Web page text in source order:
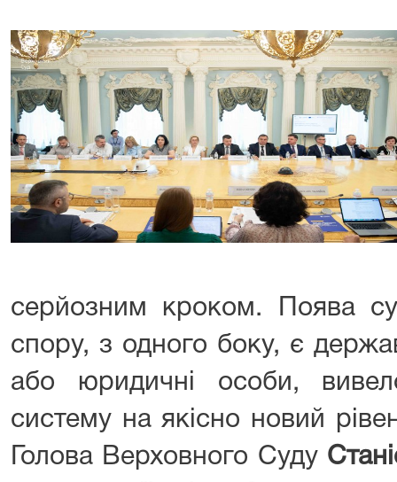
серйозним кроком. Поява
спору, з одного боку, є
або юридичні особи,
систему на якісно новий
Голова Верховного Суду